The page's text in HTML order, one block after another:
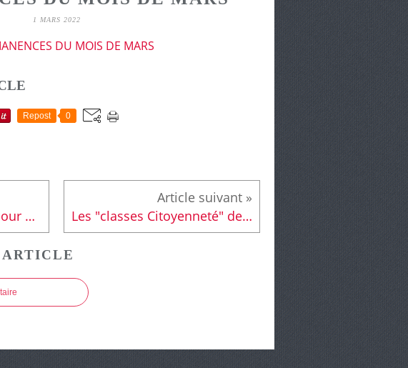
1 MARS 2022
Repost 0
Deux portes ouvertes pour découvrir les sites Étamat Les "classes Citoyenneté" des Glonnières en visite à l'Épau